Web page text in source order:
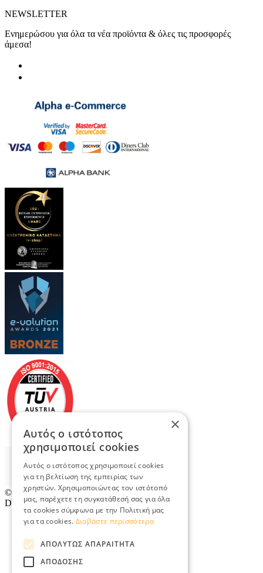
NEWSLETTER
Ενημερώσου για όλα τα νέα προϊόντα & όλες τις προσφορές
άμεσα!
© 2026TradeRetail.gr- All rights reserved
Designed & developed byNETMECHANICS
×
Αυτός ο ιστότοπος
χρησιμοποιεί cookies
Αυτός ο ιστότοπος χρησιμοποιεί cookies
για τη βελτίωση της εμπειρίας των
χρηστών. Χρησιμοποιώντας τον ιστότοπό
μας, παρέχετε τη συγκατάθεσή σας για όλα
τα cookies σύμφωνα με την Πολιτική μας
για τα cookies. Διαβάστε περισσότερα
ΑΠΟΛΎΤΩΣ ΑΠΑΡΑΊΤΗΤΑ
ΑΠΌΔΟΣΗΣ